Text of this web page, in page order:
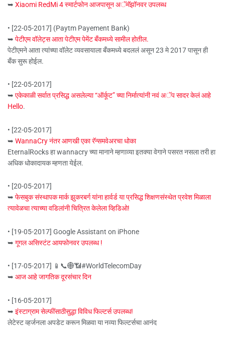
➥ Xiaomi RedMi 4 स्मार्टफोन आजपासून अॅमॅझॉनवर उपलब्ध
• [22-05-2017] (Paytm Payement Bank)
➥ पेटीएम वॉलेट्स आता पेटीएम पेमेंट बँकमध्ये सामील होतील.
पेटीएमने आता त्यांच्या वॉलेट व्यवसायाला बँकमध्ये बदललं असून 23 मे 2017 पासून ही
बँक सुरू होईल.
• [22-05-2017]
➥ एकेकाळी सर्वात प्रसिद्ध असलेल्या “ऑर्कूट” च्या निर्मात्यांनी नवं अॅप सादर केलं आहे
Hello.
• [22-05-2017]
➥ WannaCry नंतर आणखी एका रॅन्समवेअरचा धोका
EternalRocks हा wannacry च्या मानाने म्हणाव्या इतक्या वेगाने पसरत नसला तरी हा
अधिक धोकादायक म्हणता येईल.
• [20-05-2017]
➥ फेसबुक संस्थापक मार्क झुकरबर्ग यांना हार्वर्ड या प्रसिद्ध शिक्षणसंस्थेत प्रवेश मिळाला
त्यावेळचा त्याच्या वडिलांनी चित्रित केलेला व्हिडिओ!
• [19-05-2017] Google Assistant on iPhone
➥ गूगल असिस्टंट आयफोनवर उपलब्ध !
• [17-05-2017] 📱📞🌐📶#WorldTelecomDay
➥ आज आहे जागतिक दूरसंचार दिन
• [16-05-2017]
➥ इंस्टाग्राम सेल्फींसाठीसुद्धा विविध फिल्टर्स उपलब्ध!
लेटेस्ट व्हर्जनला अपडेट करून मिळवा या नव्या फिल्टर्सचा आनंद